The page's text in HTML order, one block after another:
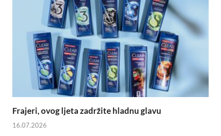
Frajeri, ovog ljeta zadržite hladnu glavu
16.07.2026